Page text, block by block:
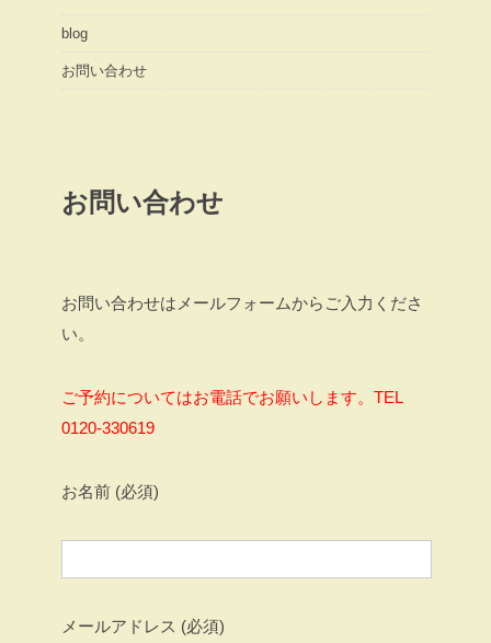
blog
お問い合わせ
お問い合わせ
お問い合わせはメールフォームからご入力くださ
い。
ご予約についてはお電話でお願いします。TEL
0120-330619
お名前 (必須)
メールアドレス (必須)